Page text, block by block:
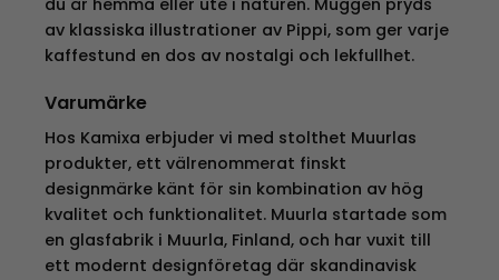
av klassiska illustrationer av Pippi, som ger varje
kaffestund en dos av nostalgi och lekfullhet.
Varumärke
Hos Kamixa erbjuder vi med stolthet Muurlas
produkter, ett välrenommerat finskt
designmärke känt för sin kombination av hög
kvalitet och funktionalitet. Muurla startade som
en glasfabrik i Muurla, Finland, och har vuxit till
ett modernt designföretag där skandinavisk